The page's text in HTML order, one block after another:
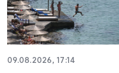
09.08.2026, 17:14